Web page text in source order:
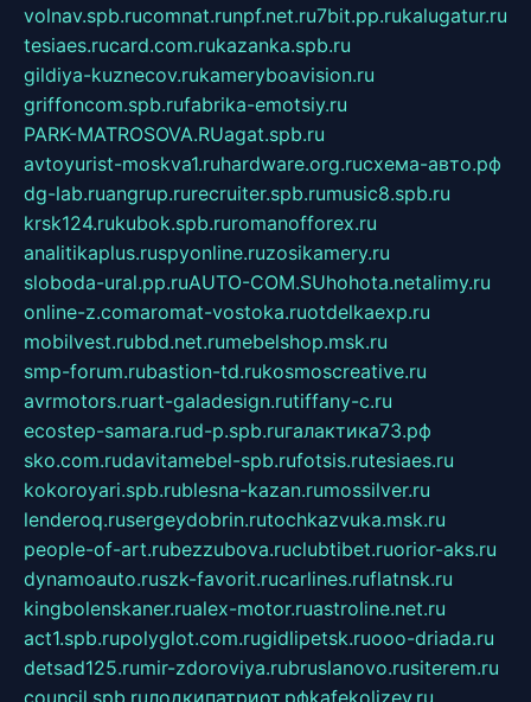
volnav.spb.rucomnat.runpf.net.ru7bit.pp.rukalugatur.ru
tesiaes.rucard.com.rukazanka.spb.ru
gildiya-kuznecov.rukameryboavision.ru
griffoncom.spb.rufabrika-emotsiy.ru
PARK-MATROSOVA.RUagat.spb.ru
avtoyurist-moskva1.ruhardware.org.ruсхема-авто.рф
dg-lab.ruangrup.rurecruiter.spb.rumusic8.spb.ru
krsk124.rukubok.spb.ruromanofforex.ru
analitikaplus.ruspyonline.ruzosikamery.ru
sloboda-ural.pp.ruAUTO-COM.SUhohota.netalimy.ru
online-z.comaromat-vostoka.ruotdelkaexp.ru
mobilvest.rubbd.net.rumebelshop.msk.ru
smp-forum.rubastion-td.rukosmoscreative.ru
avrmotors.ruart-galadesign.rutiffany-c.ru
ecostep-samara.rud-p.spb.ruгалактика73.рф
sko.com.rudavitamebel-spb.rufotsis.rutesiaes.ru
kokoroyari.spb.rublesna-kazan.rumossilver.ru
lenderoq.rusergeydobrin.rutochkazvuka.msk.ru
people-of-art.rubezzubova.ruclubtibet.ruorior-aks.ru
dynamoauto.ruszk-favorit.rucarlines.ruflatnsk.ru
kingbolenskaner.rualex-motor.ruastroline.net.ru
act1.spb.rupolyglot.com.rugidlipetsk.ruooo-driada.ru
detsad125.rumir-zdoroviya.rubruslanovo.rusiterem.ru